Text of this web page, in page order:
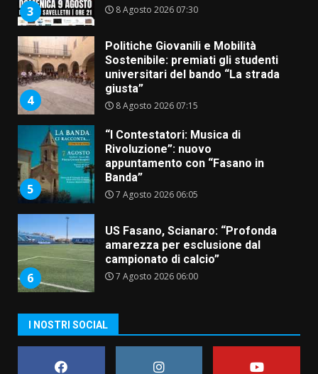
3 8 Agosto 2026 07:30
4
Politiche Giovanili e Mobilità
Sostenibile: premiati gli studenti
universitari del bando “La strada
giusta”
8 Agosto 2026 07:15
5
“I Contestatori: Musica di
Rivoluzione”: nuovo
appuntamento con “Fasano in
Banda”
7 Agosto 2026 06:05
6
US Fasano, Scianaro: “Profonda
amarezza per esclusione dal
campionato di calcio”
7 Agosto 2026 06:00
Fasanese ferito a colpi di arma
I NOSTRI SOCIAL